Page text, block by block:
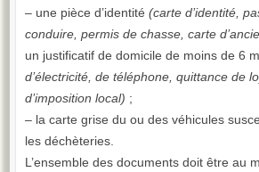
– une pièce d’identité (carte d’identité,
conduire, permis de chasse, carte
un justificatif de domicile de moins de 6
d’électricité, de téléphone, quittance de
d’imposition local) ;
– la carte grise du ou des véhicules
les déchèteries.
L’ensemble des documents doit être au